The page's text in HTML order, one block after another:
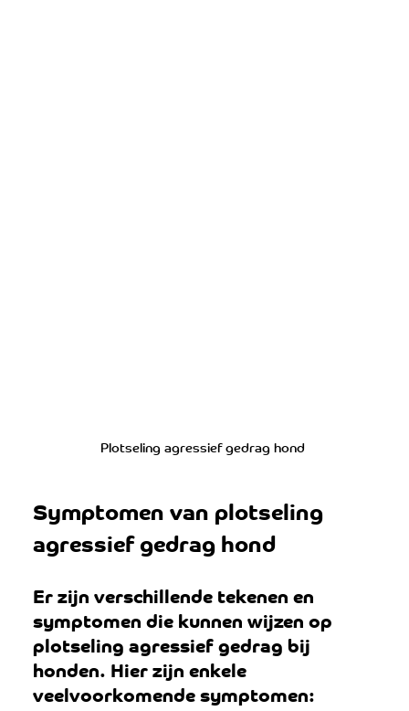
Plotseling agressief gedrag hond
Symptomen van plotseling
agressief gedrag hond
Er zijn verschillende tekenen en
symptomen die kunnen wijzen op
plotseling agressief gedrag bij
honden. Hier zijn enkele
veelvoorkomende symptomen: